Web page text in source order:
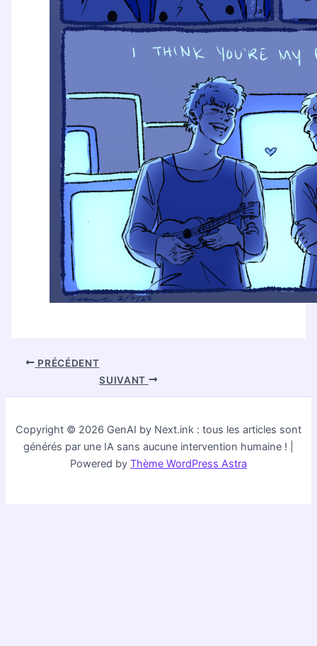
PRÉCÉDENT
SUIVANT
Copyright © 2026 GenAI by Next.ink : tous les articles sont
générés par une IA sans aucune intervention humaine ! |
Powered by Thème WordPress Astra